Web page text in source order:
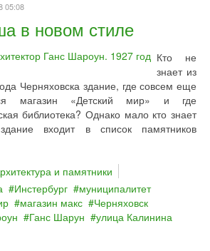
05:08
в новом стиле
Кто не
знает из
Черняховска здание, где совсем еще
магазин «Детский мир» и где
библиотека? Однако мало кто знает
входит в список памятников
и памятники
Инстербург
муниципалитет
магазин макс
Черняховск
Ганс Шарун
улица Калинина